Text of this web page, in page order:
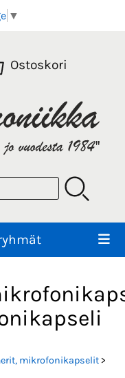
▼
Ostoskori
mikrofonikapselit>